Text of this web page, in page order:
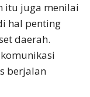
itu juga menilai
hal penting
daerah.
berjalan